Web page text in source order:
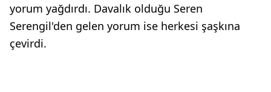
yorum yağdırdı. Davalık olduğu Seren
Serengil'den gelen yorum ise herkesi şaşkına
çevirdi.